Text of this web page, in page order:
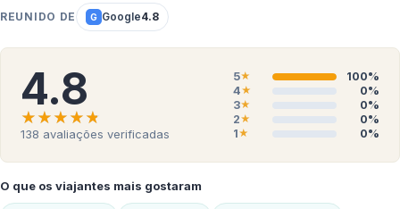
REUNIDO DE G Google4.8
4.8
★★★★★
★★★★★
138 avaliações verificadas
5★
100%
4★
0%
3★
0%
2★
0%
1★ 0%
O que os viajantes mais gostaram